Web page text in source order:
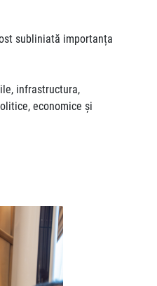
subliniată importanța
infrastructura,
economice și